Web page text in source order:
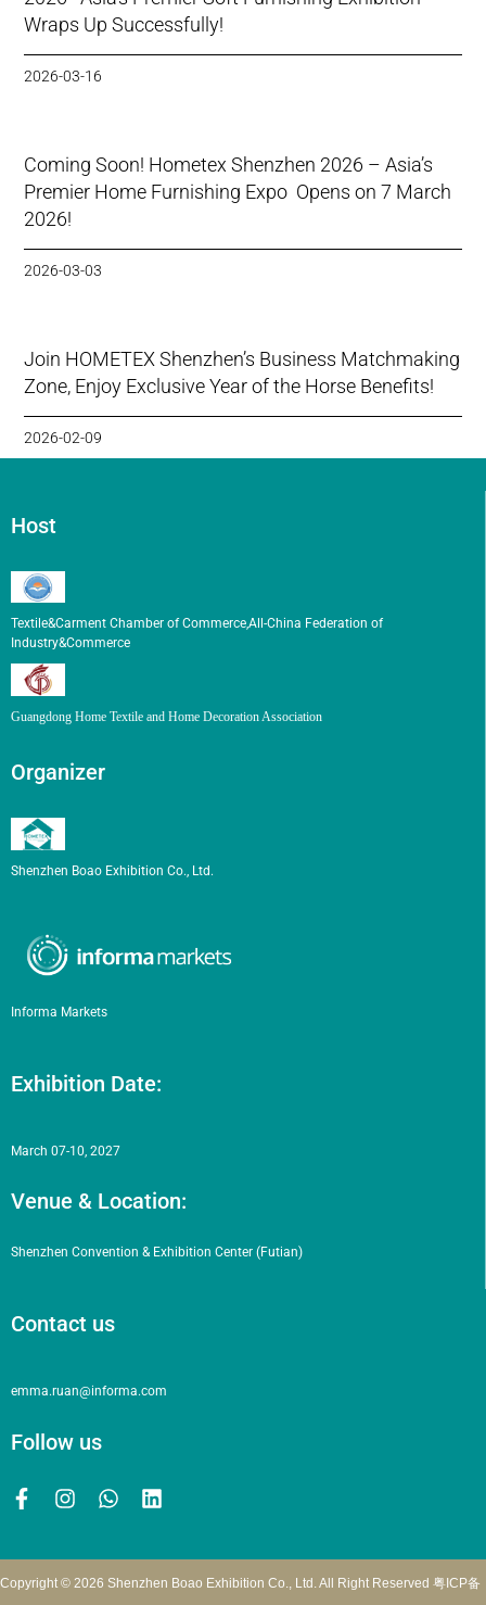
Wraps Up Successfully!
2026-03-16
Coming Soon! Hometex Shenzhen 2026 – Asia’s
Premier Home Furnishing Expo Opens on 7 March
2026!
2026-03-03
Join HOMETEX Shenzhen’s Business Matchmaking
Zone, Enjoy Exclusive Year of the Horse Benefits!
2026-02-09
Host
Textile&Carment Chamber of Commerce,All-China Federation of
Industry&Commerce
Guangdong Home Textile and Home Decoration Association
Organizer
Shenzhen Boao Exhibition Co., Ltd.
Informa Markets
Exhibition Date:
March 07-10, 2027
Venue & Location:
Shenzhen Convention & Exhibition Center (Futian)
Contact us
emma.ruan@informa.com
Follow us
Copyright © 2026 Shenzhen Boao Exhibition Co., Ltd. All Right Reserved 粤ICP备